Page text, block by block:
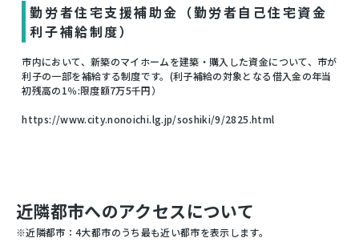
勤労者住宅支援補助金（勤労者自己住宅資金
利子補給制度）
市内において、新築のマイホームを建築・購入した資金について、市が
利子の一部を補給する制度です。(利子補給の対象となる借入金の年当
初残高の1％:限度額7万5千円）
https://www.city.nonoichi.lg.jp/soshiki/9/2825.html
近隣都市へのアクセスについて
※近隣都市：4大都市のうち最も近い都市を表示します。